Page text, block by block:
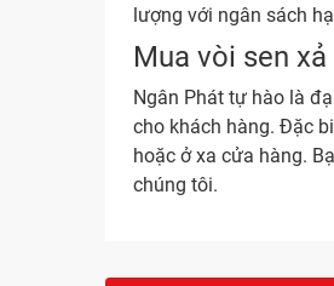
lượng với ngân sách
Mua vòi sen
Ngân Phát tự hào là
cho khách hàng. Đặc
hoặc ở xa cửa hàng.
chúng tôi.